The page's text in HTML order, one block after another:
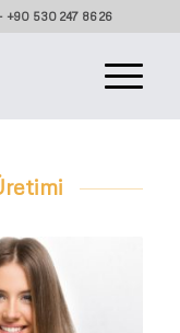
530 247 86 26